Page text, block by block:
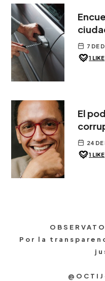
7 DE
1 LIKE
El
24 DE
1 LIKE
Por la